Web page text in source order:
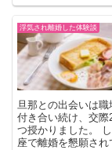
浮気され離婚した体験談
旦那との出会いは
付き合い続け、交
つ授かりました。
座で離婚を懇願され